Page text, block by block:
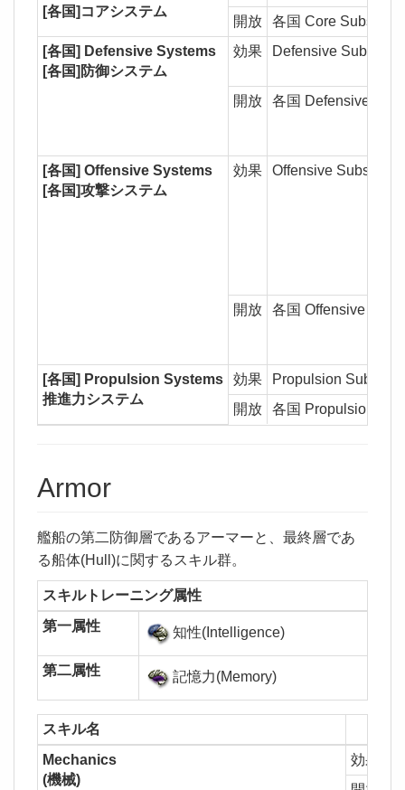
[各国]コアシステム
開放
各国 Core
[各国] Defensive Systems
[各国]防御システム
効果 Defensive
開放 各国 Defensive
[各国] Offensive Systems
[各国]攻撃システム
効果 Offensive
開放 各国 Offensive
[各国] Propulsion Systems
推進力システム
効果
Propulsion
開放
各国 Propulsion
Armor
艦船の第二防御層であるアーマーと、最終層であ
る船体(Hull)に関するスキル群。
スキルトレーニング属性
第一属性
知性(Intelligence)
第二属性 記憶力(Memory)
スキル名
Mechanics
(機械)
効果